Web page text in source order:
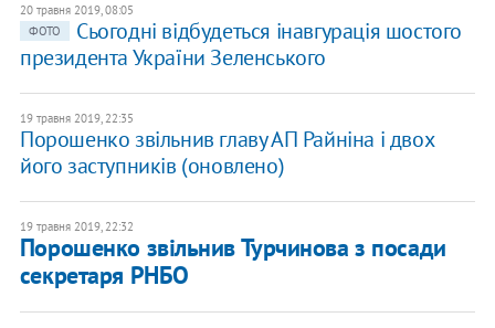
20 травня 2019, 08:05
ФОТО
Сьогодні відбудеться інавгурація шостого
президента України Зеленського
19 травня 2019, 22:35
Порошенко звільнив главу АП Райніна і двох
його заступників (оновлено)
19 травня 2019, 22:32
Порошенко звільнив Турчинова з посади
секретаря РНБО